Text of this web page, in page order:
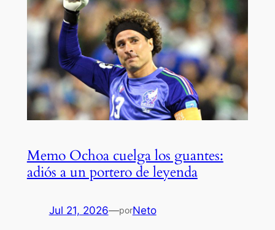
Memo Ochoa cuelga los guantes:
adiós a un portero de leyenda
Jul 21, 2026—porNeto